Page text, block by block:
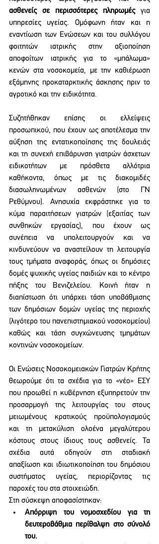
ασθενείς σε περισσότερες πληρωμές για
υπηρεσίες υγείας. Ομόφωνη ήταν και η
εναντίωση των Ενώσεων και του συλλόγου
φοιτητών ιατρικής στην αξιοποίηση
αποφοίτων ιατρικής για το «μπάλωμα»
κενών στα νοσοκομεία, με την καθιέρωση
εξάμηνης προκαταρκτικής άσκησης πριν το
αγροτικό και την ειδικότητα.
Συζητήθηκαν επίσης οι ελλείψεις
προσωπικού, που έχουν ως αποτέλεσμα την
αύξηση της εντατικοποίησης της δουλειάς
και τη συνεχή επιβάρυνση γιατρών άσχετων
ειδικοτήτων με πρόσθετα αλλότρια
καθήκοντα, όπως με τις διακομιδές
διασωληνωμένων ασθενών (στο ΓΝ
Ρεθύμνου). Ανησυχία εκφράστηκε για το
κύμα παραιτήσεων γιατρών (εξαιτίας των
συνθηκών εργασίας), που έχουν ως
συνέπεια να υπολειτουργούν και να
κινδυνεύουν να αναστείλουν τη λειτουργία
τους τμήματα αναφοράς, όπως οι δημόσιες
δομές ψυχικής υγείας παιδιών και το κέντρο
πήξης του Βενιζελείου. Κοινή ήταν η
διαπίστωση ότι υπάρχει τάση υποβάθμισης
των δημόσιων δομών υγείας της περιοχής
(λιγότερο του πανεπιστημιακού νοσοκομείου)
καθώς και τάση συγχώνευσης τμημάτων
κοντινών νοσοκομείων.
Οι Ενώσεις Νοσοκομειακών Γιατρών Κρήτης
θεωρούμε ότι τα σχέδια για το «νέο» ΕΣΥ
που προωθεί η κυβέρνηση εξυπηρετούν την
προσαρμογή της λειτουργίας του στους
μειωμένους κρατικούς προϋπολογισμούς
και τη μετακύλιση ολοένα μεγαλύτερου
κόστους στους ίδιους τους ασθενείς. Τα
σχέδια αυτά οδηγούν στη σταδιακή
απαξίωση και ιδιωτικοποίηση του δημόσιου
συστήματος υγείας, περιορίζοντας τις
παροχές του στα στοιχειώδη.
Στη σύσκεψη αποφασίστηκαν:
Απόρριψη του νομοσχεδίου για τη
δευτεροβάθμια περίθαλψη στο σύνολό
του.